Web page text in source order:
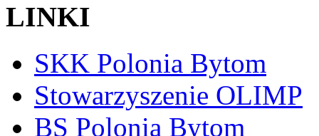
LINKI
SKK Polonia Bytom
Stowarzyszenie OLIMP
BS Polonia Bytom